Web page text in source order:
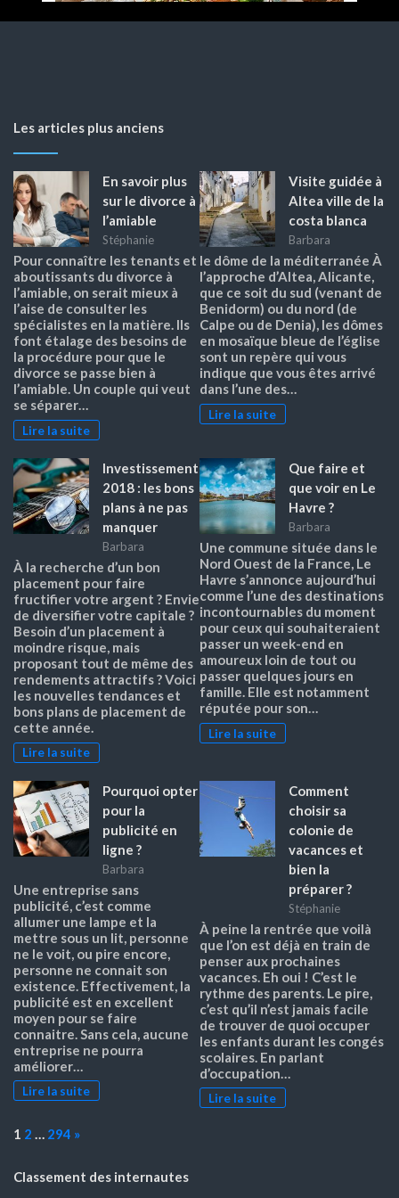
Les articles plus anciens
En savoir plus
sur le divorce à
l’amiable
Stéphanie
Pour connaître les tenants et
aboutissants du divorce à
l’amiable, on serait mieux à
l’aise de consulter les
spécialistes en la matière. Ils
font étalage des besoins de
la procédure pour que le
divorce se passe bien à
l’amiable. Un couple qui veut
se séparer…
Lire la suite
Visite guidée à
Altea ville de la
costa blanca
Barbara
le dôme de la méditerranée À
l’approche d’Altea, Alicante,
que ce soit du sud (venant de
Benidorm) ou du nord (de
Calpe ou de Denia), les dômes
en mosaïque bleue de l’église
sont un repère qui vous
indique que vous êtes arrivé
dans l’une des…
Lire la suite
Investissement
2018 : les bons
plans à ne pas
manquer
Barbara
À la recherche d’un bon
placement pour faire
fructifier votre argent ? Envie
de diversifier votre capitale ?
Besoin d’un placement à
moindre risque, mais
proposant tout de même des
rendements attractifs ? Voici
les nouvelles tendances et
bons plans de placement de
cette année.
Lire la suite
Que faire et
que voir en Le
Havre ?
Barbara
Une commune située dans le
Nord Ouest de la France, Le
Havre s’annonce aujourd’hui
comme l’une des destinations
incontournables du moment
pour ceux qui souhaiteraient
passer un week-end en
amoureux loin de tout ou
passer quelques jours en
famille. Elle est notamment
réputée pour son…
Lire la suite
Pourquoi opter
pour la
publicité en
ligne ?
Barbara
Une entreprise sans
publicité, c’est comme
allumer une lampe et la
mettre sous un lit, personne
ne le voit, ou pire encore,
personne ne connait son
existence. Effectivement, la
publicité est en excellent
moyen pour se faire
connaitre. Sans cela, aucune
entreprise ne pourra
améliorer…
Lire la suite
Comment
choisir sa
colonie de
vacances et
bien la
préparer ?
Stéphanie
À peine la rentrée que voilà
que l’on est déjà en train de
penser aux prochaines
vacances. Eh oui ! C’est le
rythme des parents. Le pire,
c’est qu’il n’est jamais facile
de trouver de quoi occuper
les enfants durant les congés
scolaires. En parlant
d’occupation…
Lire la suite
Page:
1 2 … 294 Next
»
Classement des internautes